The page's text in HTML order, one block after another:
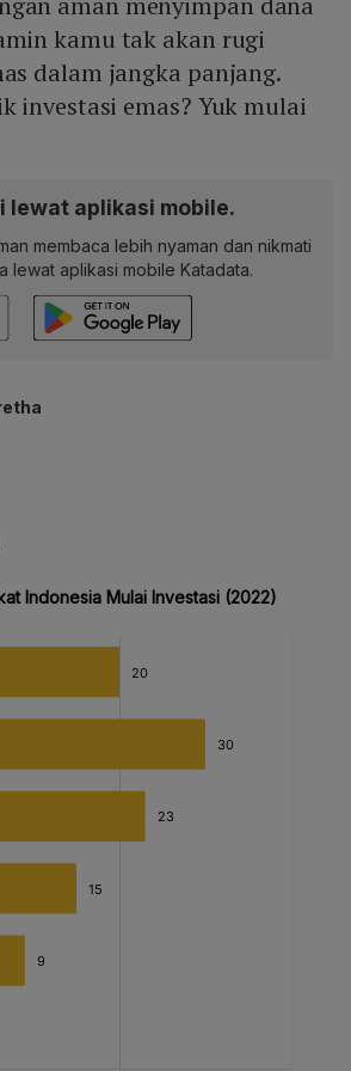
kamu tak akan rugi
dalam jangka panjang.
investasi emas? Yuk mulai
lewat aplikasi mobile.
membaca lebih nyaman dan nikmati
lewat aplikasi mobile Katadata.